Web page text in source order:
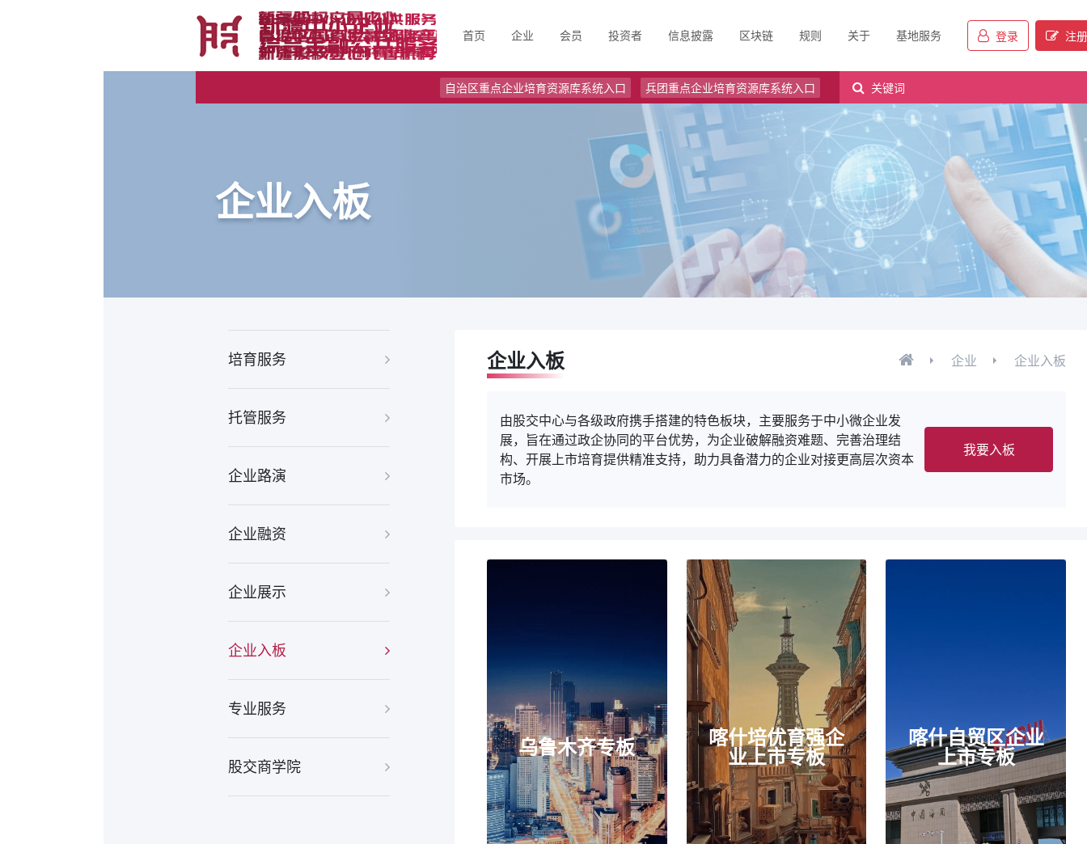
首页 企业 会员 投资者 信息披露 区块链 规则 关于 基地服务 登录 注册
自治区重点企业培育资源库系统入口 兵团重点企业培育资源库系统入口 关键词
企业入板
企业入板 企业入板
由股交中心与各级政府携手搭建的特色板块，主要服务于中小微企业发
展，旨在通过政企协同的平台优势，为企业破解融资难题、完善治理结
构、开展上市培育提供精准支持，助力具备潜力的企业对接更高层次资本
我要入板
乌鲁木齐专板 喀什培优育强企
业上市专板
喀什自贸区企业
上市专板